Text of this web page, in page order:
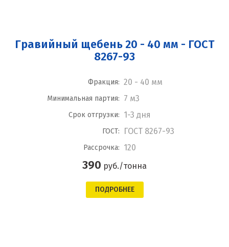
Гравийный щебень 20 - 40 мм - ГОСТ
8267-93
Фракция: 20 - 40 мм
Минимальная партия: 7 м3
Срок отгрузки: 1-3 дня
ГОСТ: ГОСТ 8267-93
Рассрочка: 120
390 руб./тонна
ПОДРОБНЕЕ